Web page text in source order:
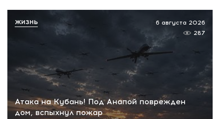
Атака на Кубань! Под Анапой поврежден
дом, вспыхнул пожар
6 августа 2026
287
ЖИЗНЬ